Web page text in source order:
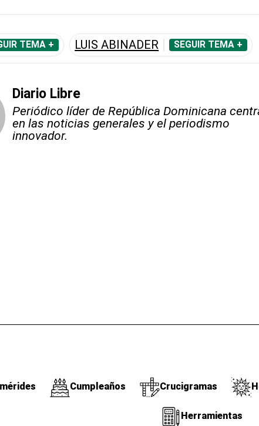
TEMA + LUIS ABINADER SEGUIR TEMA +
Diario Libre
Periódico líder de República Dominicana
en las noticias generales y el periodismo
innovador.
Cumpleaños Crucigramas
Herramientas